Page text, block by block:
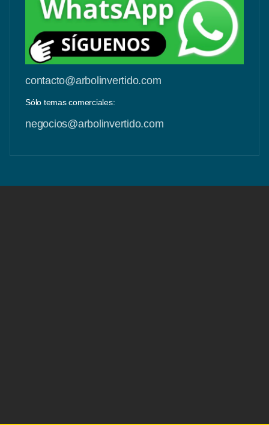
contacto@arbolinvertido.com
Sólo temas comerciales:
negocios@arbolinvertido.com